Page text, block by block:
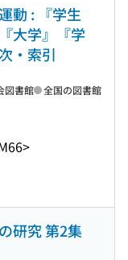
動 : 『学生
大学』『学
・索引
図書館 全国の図書館
研究 第2集